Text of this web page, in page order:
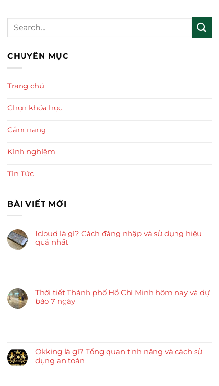
CHUYÊN MỤC
Trang chủ
Chọn khóa học
Cẩm nang
Kinh nghiệm
Tin Tức
BÀI VIẾT MỚI
Icloud là gì? Cách đăng nhập và sử dụng hiệu
quả nhất
Thời tiết Thành phố Hồ Chí Minh hôm nay và dự
báo 7 ngày
Okking là gì? Tổng quan tính năng và cách sử
dụng an toàn